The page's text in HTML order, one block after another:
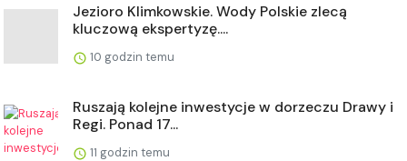
Jezioro Klimkowskie. Wody Polskie zlecą
kluczową ekspertyzę....
10 godzin temu
Ruszają kolejne inwestycje w dorzeczu Drawy i
Regi. Ponad 17...
11 godzin temu